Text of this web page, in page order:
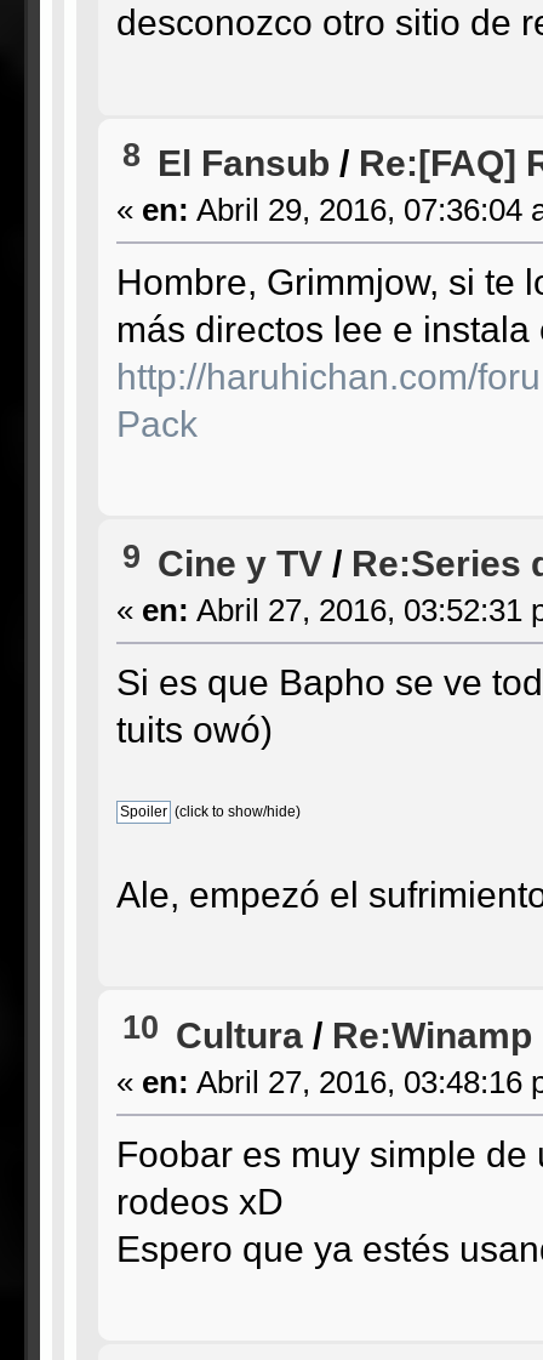
desconozco otro sitio de
8 El Fansub / Re:[FAQ]
« en: Abril 29, 2016, 07:36:04
Hombre, Grimmjow, si te
más directos lee e instala
http://haruhichan.com/
Pack
9 Cine y TV/ Re:Series
« en: Abril 27, 2016, 03:52:31
Si es que Bapho se ve
tuits owó)
(click to show/hide)
Ale, empezó el
10 Cultura/ Re:Winamp
« en: Abril 27, 2016, 03:48:16
Foobar es muy simple
rodeos xD
Espero que ya estés